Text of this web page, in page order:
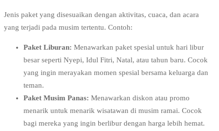
Jenis paket yang disesuaikan dengan aktivitas, cuaca, dan acara
yang terjadi pada musim tertentu. Contoh:
Paket Liburan: Menawarkan paket spesial untuk hari libur
besar seperti Nyepi, Idul Fitri, Natal, atau tahun baru. Cocok
yang ingin merayakan momen spesial bersama keluarga dan
teman.
Paket Musim Panas: Menawarkan diskon atau promo
menarik untuk menarik wisatawan di musim ramai. Cocok
bagi mereka yang ingin berlibur dengan harga lebih hemat.